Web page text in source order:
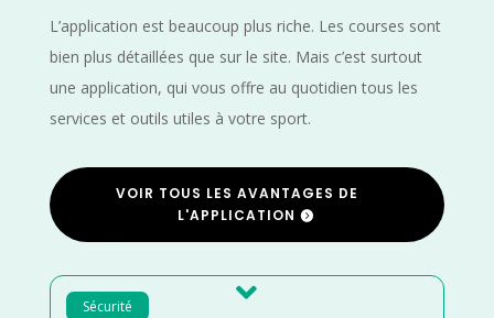
L’application est beaucoup plus riche. Les courses sont
bien plus détaillées que sur le site. Mais c’est surtout
une application, qui vous offre au quotidien tous les
services et outils utiles à votre sport.
VOIR TOUS LES AVANTAGES DE
L'APPLICATION
Sécurité 